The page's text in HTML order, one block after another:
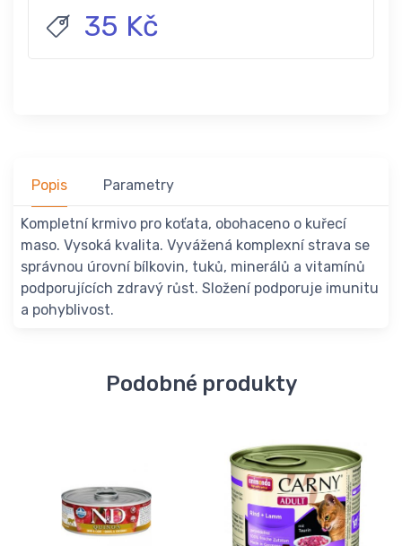
35 Kč
Popis Parametry
Kompletní krmivo pro koťata, obohaceno o kuřecí
maso. Vysoká kvalita. Vyvážená komplexní strava se
správnou úrovní bílkovin, tuků, minerálů a vitamínů
podporujících zdravý růst. Složení podporuje imunitu
a pohyblivost.
Podobné produkty